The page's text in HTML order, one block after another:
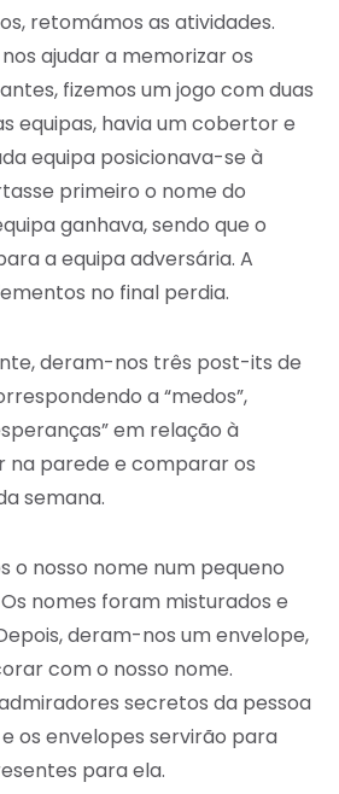
retomámos as atividades.
ajudar a memorizar os
fizemos um jogo com duas
equipas, havia um cobertor e
equipa posicionava-se à
primeiro o nome do
ganhava, sendo que o
a equipa adversária. A
no final perdia.
deram-nos três post-its de
a “medos”,
em relação à
na parede e comparar os
semana.
o nosso nome num pequeno
nomes foram misturados e
deram-nos um envelope,
com o nosso nome.
secretos da pessoa
os envelopes servirão para
para ela.